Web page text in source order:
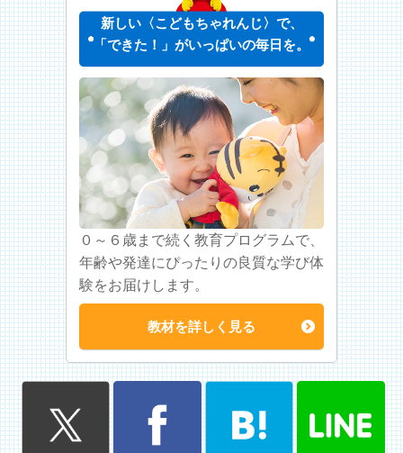
新しい〈こどもちゃれんじ〉で、
「できた！」がいっぱいの毎日を。
０～６歳まで続く教育プログラムで、
年齢や発達にぴったりの良質な学び体
験をお届けします。
教材を詳しく見る